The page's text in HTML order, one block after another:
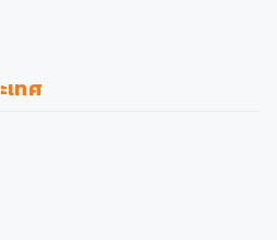
เทศ